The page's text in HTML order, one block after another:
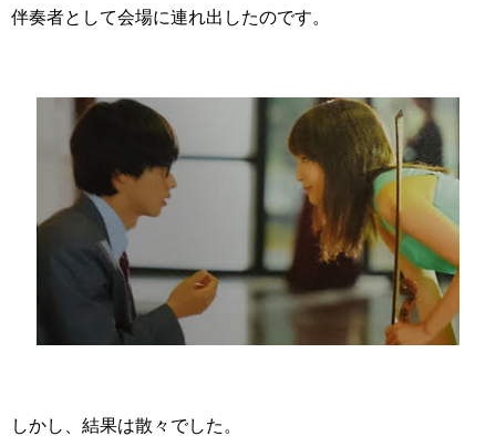
伴奏者として会場に連れ出したのです。
しかし、結果は散々でした。